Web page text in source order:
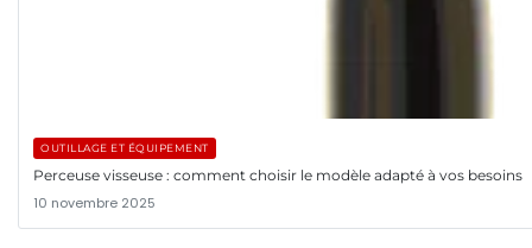
OUTILLAGE ET ÉQUIPEMENT
Perceuse visseuse : comment choisir le modèle adapté à vos besoins
10 novembre 2025